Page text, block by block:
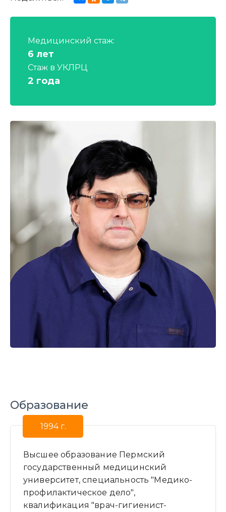
Медицинский стаж:
6 лет
Стаж в УКЛРЦ
2 года
Образование
1994 г.
Высшее образование Пермский
государственный медицинский
университет, специальность "Медико-
профилактическое дело",
квалификация "врач-гигиенист-